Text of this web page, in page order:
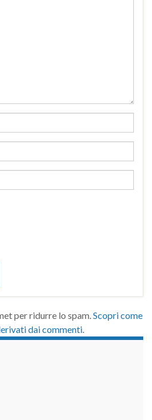
per ridurre lo spam. Scopri come
dai commenti